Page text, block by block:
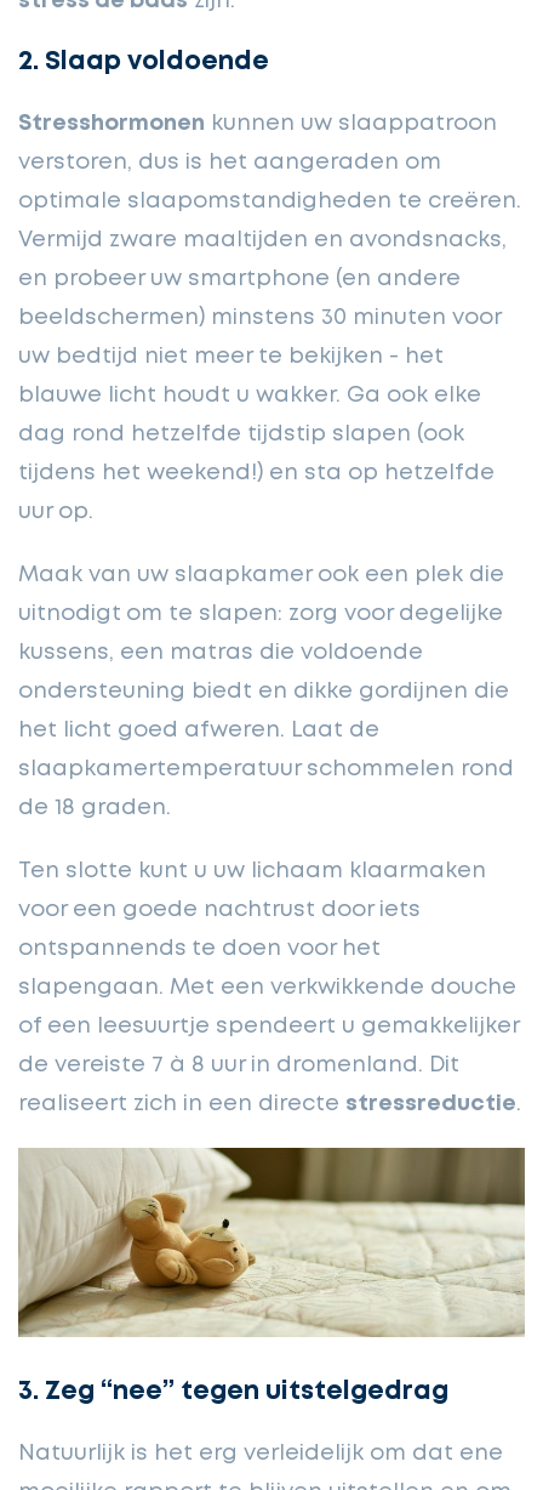
2. Slaap voldoende
Stresshormonen kunnen uw slaappatroon
verstoren, dus is het aangeraden om
optimale slaapomstandigheden te creëren.
Vermijd zware maaltijden en avondsnacks,
en probeer uw smartphone (en andere
beeldschermen) minstens 30 minuten voor
uw bedtijd niet meer te bekijken - het
blauwe licht houdt u wakker. Ga ook elke
dag rond hetzelfde tijdstip slapen (ook
tijdens het weekend!) en sta op hetzelfde
uur op.
Maak van uw slaapkamer ook een plek die
uitnodigt om te slapen: zorg voor degelijke
kussens, een matras die voldoende
ondersteuning biedt en dikke gordijnen die
het licht goed afweren. Laat de
slaapkamertemperatuur schommelen rond
de 18 graden.
Ten slotte kunt u uw lichaam klaarmaken
voor een goede nachtrust door iets
ontspannends te doen voor het
slapengaan. Met een verkwikkende douche
of een leesuurtje spendeert u gemakkelijker
de vereiste 7 à 8 uur in dromenland. Dit
realiseert zich in een directe stressreductie.
3. Zeg “nee” tegen uitstelgedrag
Natuurlijk is het erg verleidelijk om dat ene